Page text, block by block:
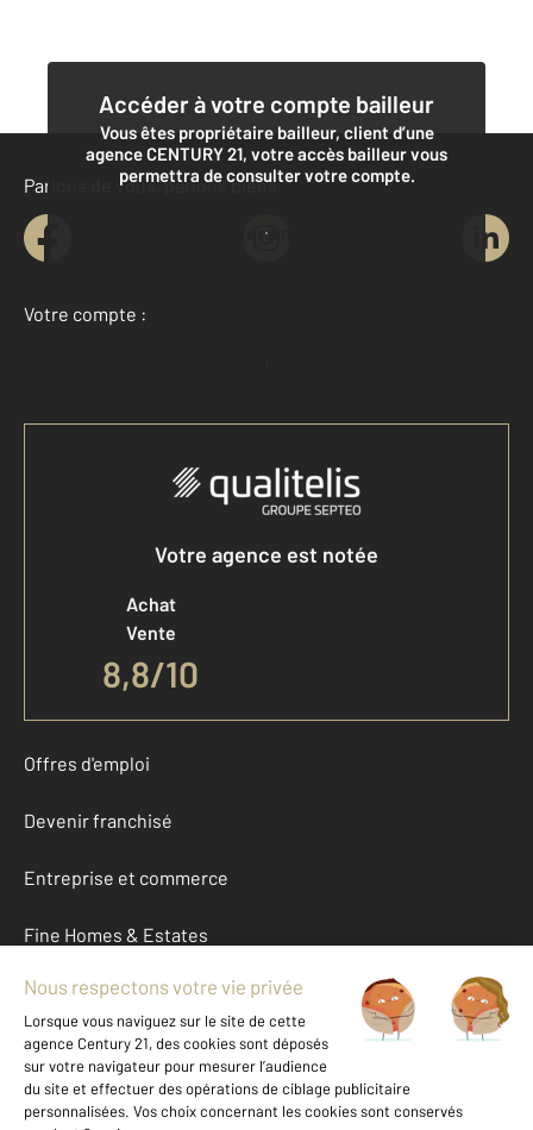
Accéder à votre compte bailleur
Vous êtes propriétaire bailleur, client d’une
agence CENTURY 21, votre accès bailleur vous
permettra de consulter votre compte.
Me connecter à mon compte
Parlons de vous, parlons biens
Votre compte :
Accéder à mon compte
Votre agence est notée
Achat
Vente
8,8/10
Offres d'emploi
Devenir franchisé
Entreprise et commerce
Fine Homes & Estates
À propos
International
Nous contacter